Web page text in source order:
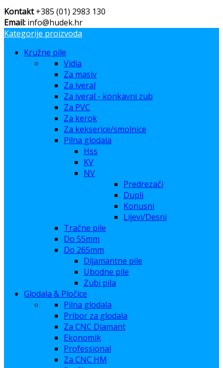
Kontakt+385 (01) 2983 130
Email: info@hudek.hr
Kategorije proizvoda
Kružne pile
Vidia
Za masiv
Za iveral
Za iveral - konkavni zub
Za PVC
Za kerok
Za kekserice/smolnice
Pilna glodala
Hss
KV
NV
Predrezači
Dupli
Konusni
Lijevi/Desni
Tračne pile
Do 55mm
Do 265mm
Dijamantne pile
Ubodne pile
Zubi pila
Glodala & Pločice
Pilna glodala
Pribor za glodala
Za CNC Diamant
Ekonomik
Professional
Za CNC HM